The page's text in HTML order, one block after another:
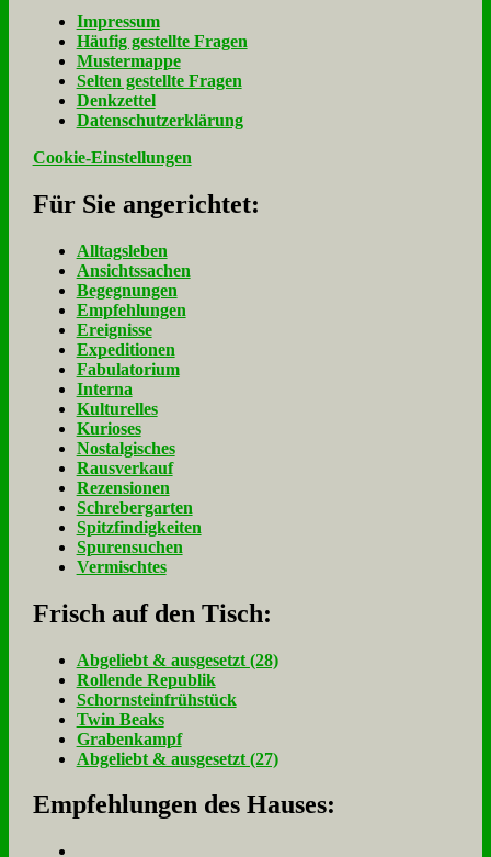
Im­pres­sum
Häu­fig ge­stell­te Fra­gen
Mu­ster­map­pe
Sel­ten ge­stell­te Fra­gen
Denk­zet­tel
Da­ten­schutz­er­klä­rung
Cookie-Einstellungen
Für Sie an­ge­rich­tet:
Alltagsleben
Ansichtssachen
Begegnungen
Empfehlungen
Ereignisse
Expeditionen
Fabulatorium
Interna
Kulturelles
Kurioses
Nostalgisches
Rausverkauf
Rezensionen
Schrebergarten
Spitzfindigkeiten
Spurensuchen
Vermischtes
Frisch auf den Tisch:
Ab­ge­liebt & aus­ge­setzt (28)
Rol­len­de Re­pu­blik
Schorn­stein­früh­stück
Twin Beaks
Gra­ben­kampf
Ab­ge­liebt & aus­ge­setzt (27)
Empfehlungen des Hauses: